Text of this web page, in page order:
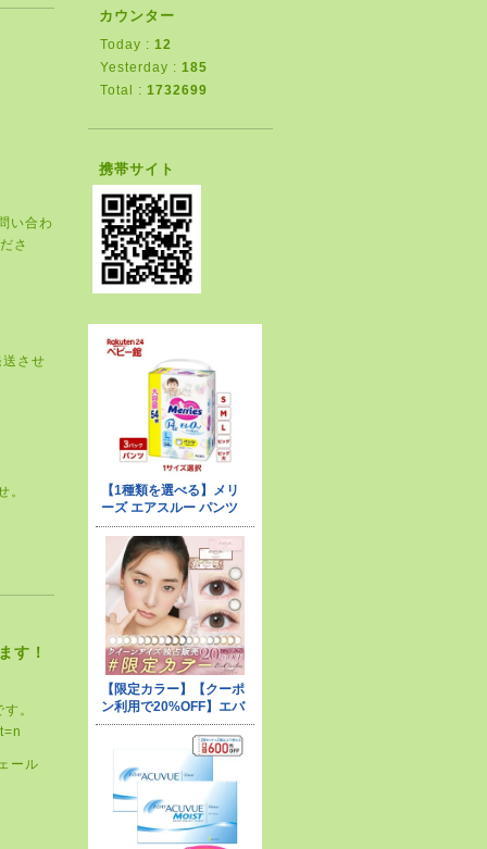
い合わ
さ
させ
。
す！
。
ール
カウンター
Today : 12
Yesterday : 185
Total : 1732699
携帯サイト